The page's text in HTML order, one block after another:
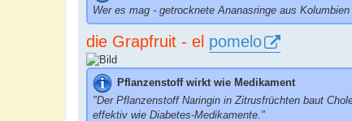
Wer es mag - getrocknete Ananasringe aus
die Grapfruit - el pomelo
Pflanzenstoff wirkt wie Medikament
"Der Pflanzenstoff Naringin in Zitrusfrüchten baut
effektiv wie Diabetes-Medikamente."